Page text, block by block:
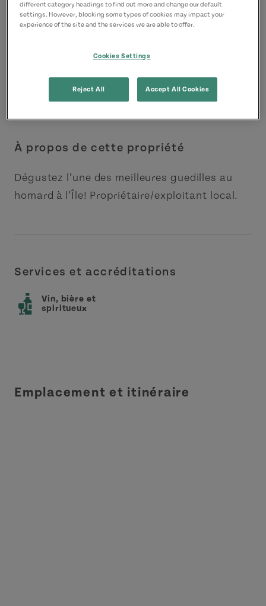
À propos de cette propriété
Dégustez l’une des meilleures guedilles au
homard à l’Île! Propriétaire/exploitant local.
Services et accréditations
Vin, bière et
spiritueux
Emplacement et itinéraire
different category headings to find out more and change our default
settings. However, blocking some types of cookies may impact your
experience of the site and the services we are able to offer.
Cookies Settings
Reject All Accept All Cookies